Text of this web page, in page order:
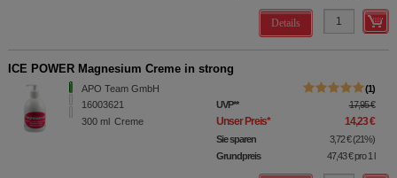
Details
ICE POWER Magnesium Creme in strong
APO Team GmbH
16003621
300 ml Creme
1
UVP** 17,95 €
Unser Preis* 14,23 €
Sie sparen 3,72 € (21%)
Grundpreis
47,43 €pro 1 l